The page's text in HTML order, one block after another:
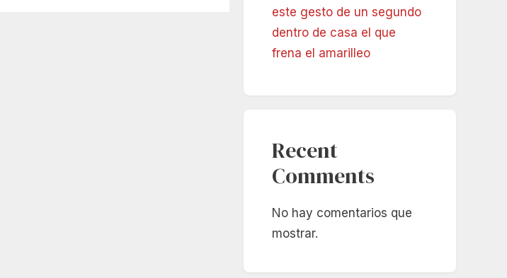
este gesto de un segundo
dentro de casa el que
frena el amarilleo
Recent
Comments
No hay comentarios que
mostrar.